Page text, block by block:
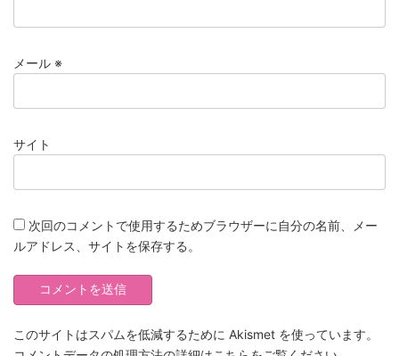
メール ※
サイト
次回のコメントで使用するためブラウザーに自分の名前、メー
ルアドレス、サイトを保存する。
このサイトはスパムを低減するために Akismet を使っています。